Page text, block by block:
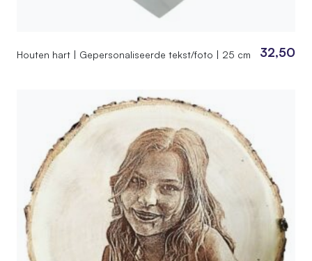
Houten hart | Gepersonaliseerde tekst/foto | 25 cm 32,50